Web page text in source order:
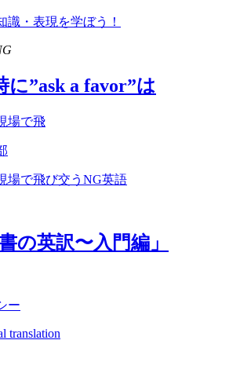
識・表現を学ぼう！
に”ask a favor”は
場で飛
場で飛び交うNG英語
の英訳〜入門編」
ー
translation